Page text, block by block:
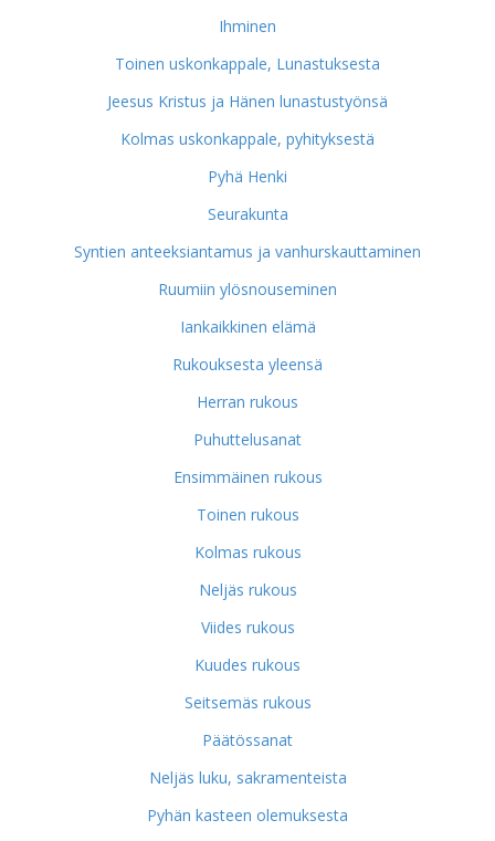
Ihminen
Toinen uskonkappale, Lunastuksesta
Jeesus Kristus ja Hänen lunastustyönsä
Kolmas uskonkappale, pyhityksestä
Pyhä Henki
Seurakunta
Syntien anteeksiantamus ja vanhurskauttaminen
Ruumiin ylösnouseminen
Iankaikkinen elämä
Rukouksesta yleensä
Herran rukous
Puhuttelusanat
Ensimmäinen rukous
Toinen rukous
Kolmas rukous
Neljäs rukous
Viides rukous
Kuudes rukous
Seitsemäs rukous
Päätössanat
Neljäs luku, sakramenteista
Pyhän kasteen olemuksesta